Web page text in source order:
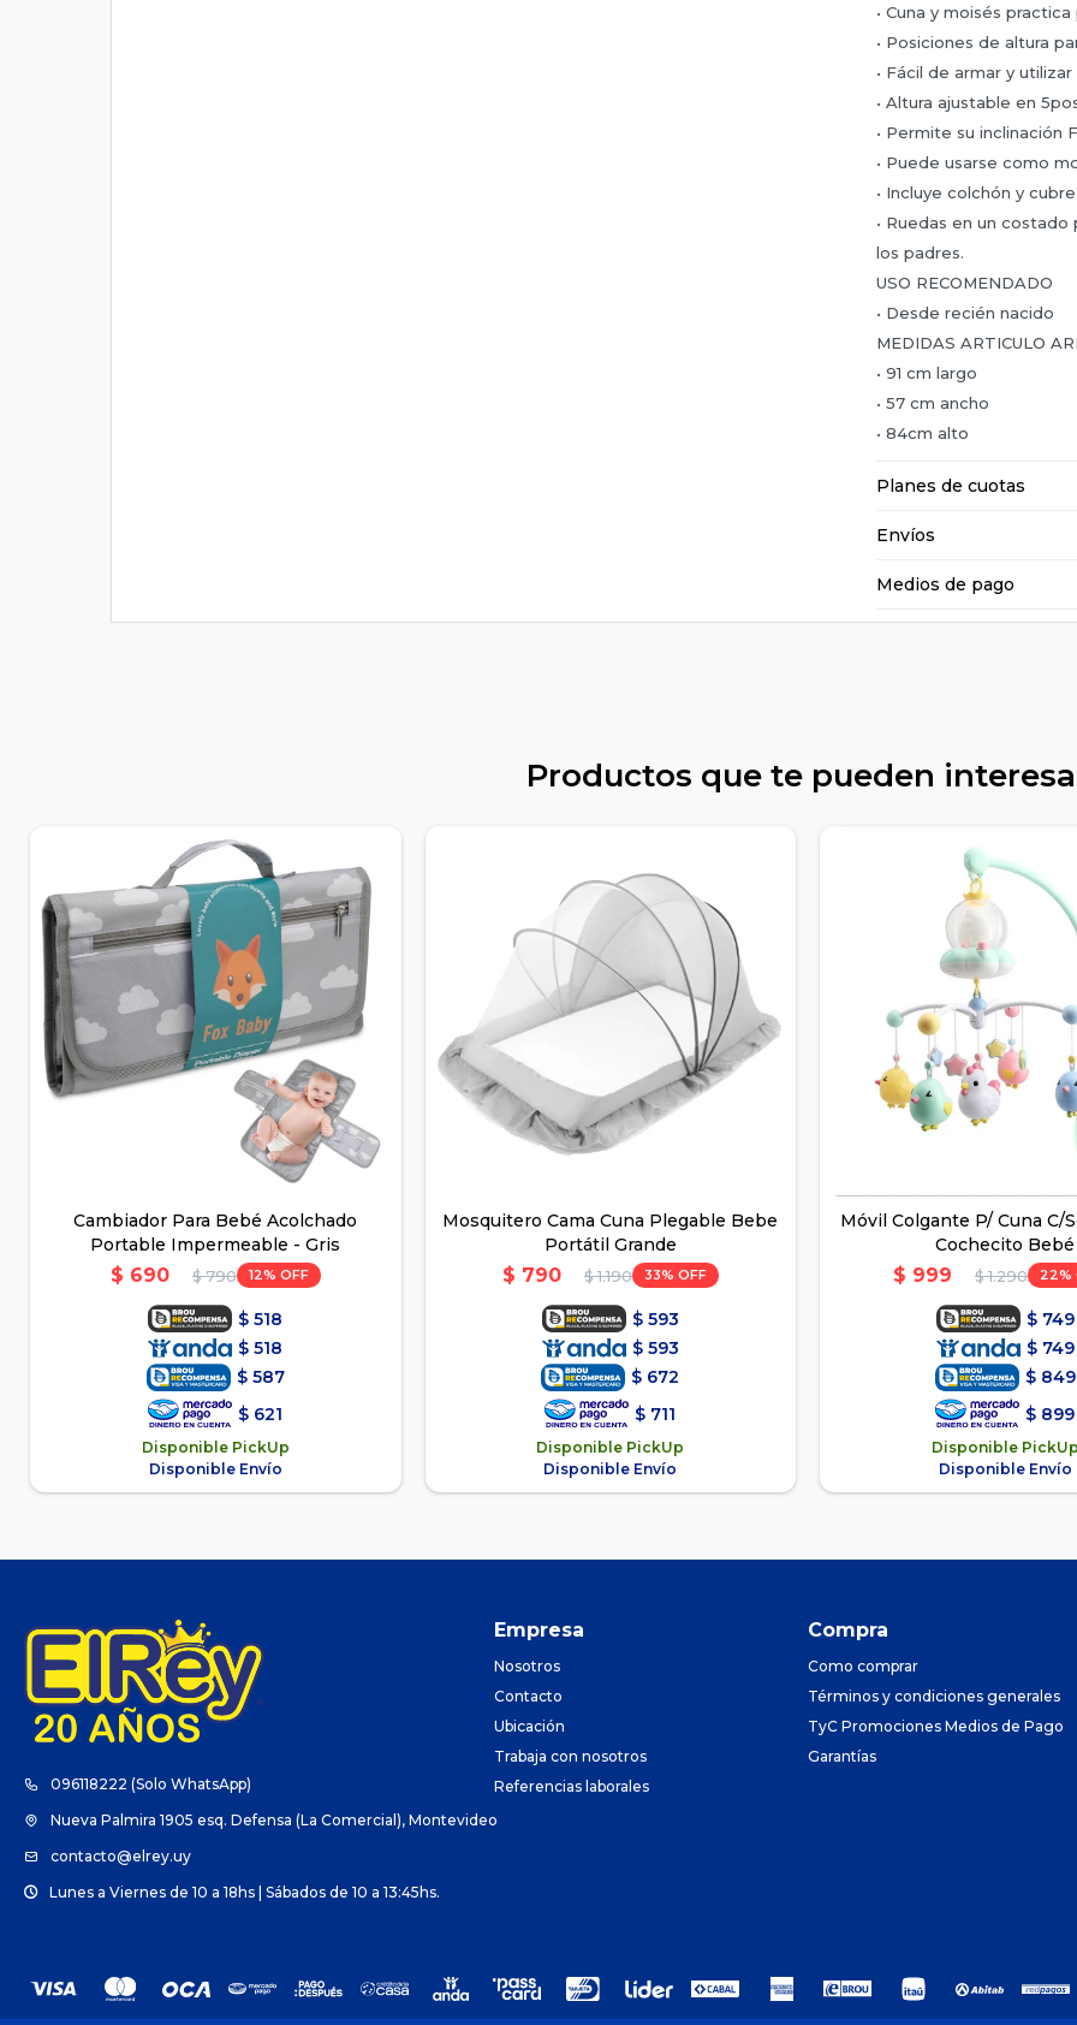
• Cuna y moisés
• Posiciones de altura
• Fácil de armar y utilizar
• Altura ajustable en
• Permite su inclinación
• Puede usarse como
• Incluye colchón y
• Ruedas en un
los padres.
USO RECOMENDADO
• Desde recién nacido
MEDIDAS ARTICULO
• 91 cm largo
• 57 cm ancho
• 84cm alto
Planes de cuotas
Envíos
Medios de pago
Productos que te pueden
Cambiador Para Bebé Acolchado
Portable Impermeable - Gris
$ 690 $ 790 12
$ 518
$ 518
$ 587
$ 621
Disponible PickUp
Disponible Envío
Mosquitero Cama Cuna Plegable Bebe
Portátil Grande
$ 790 $ 1.190 33
$ 593
$ 593
$ 672
$ 711
Disponible PickUp
Disponible Envío
Móvil Colgante P/ Cuna C/
Cochecito Bebé
$ 999 $ 1.290 22
$ 749
$ 749
$ 849
$ 899
Disponible
Disponible Envío
096118222 (Solo WhatsApp)
Nueva Palmira 1905 esq. Defensa (La Comercial), Montevideo
contacto@elrey.uy
Lunes a Viernes de 10 a 18hs | Sábados de 10 a 13:45hs.
Empresa
Nosotros
Contacto
Ubicación
Trabaja con nosotros
Referencias laborales
Compra
Como comprar
Términos y condiciones generales
TyC Promociones Medios de Pago
Garantías